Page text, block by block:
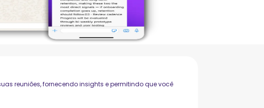
reuniões, fornecendo insights e permitindo que você